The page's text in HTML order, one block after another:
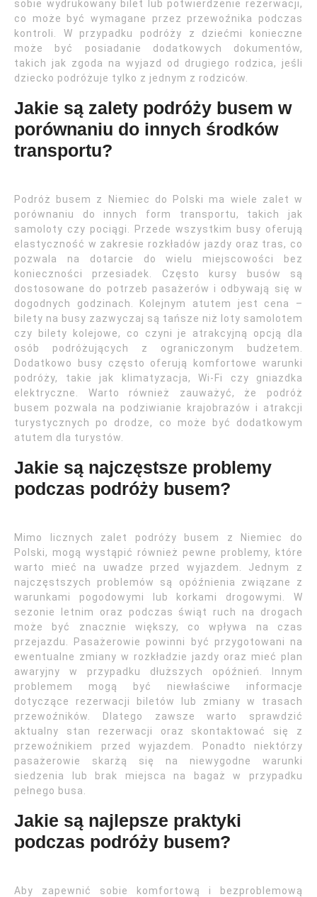
sobie wydrukowany bilet lub potwierdzenie rezerwacji,
co może być wymagane przez przewoźnika podczas
kontroli. W przypadku podróży z dziećmi konieczne
może być posiadanie dodatkowych dokumentów,
takich jak zgoda na wyjazd od drugiego rodzica, jeśli
dziecko podróżuje tylko z jednym z rodziców.
Jakie są zalety podróży busem w
porównaniu do innych środków
transportu?
Podróż busem z Niemiec do Polski ma wiele zalet w
porównaniu do innych form transportu, takich jak
samoloty czy pociągi. Przede wszystkim busy oferują
elastyczność w zakresie rozkładów jazdy oraz tras, co
pozwala na dotarcie do wielu miejscowości bez
konieczności przesiadek. Często kursy busów są
dostosowane do potrzeb pasażerów i odbywają się w
dogodnych godzinach. Kolejnym atutem jest cena –
bilety na busy zazwyczaj są tańsze niż loty samolotem
czy bilety kolejowe, co czyni je atrakcyjną opcją dla
osób podróżujących z ograniczonym budżetem.
Dodatkowo busy często oferują komfortowe warunki
podróży, takie jak klimatyzacja, Wi-Fi czy gniazdka
elektryczne. Warto również zauważyć, że podróż
busem pozwala na podziwianie krajobrazów i atrakcji
turystycznych po drodze, co może być dodatkowym
atutem dla turystów.
Jakie są najczęstsze problemy
podczas podróży busem?
Mimo licznych zalet podróży busem z Niemiec do
Polski, mogą wystąpić również pewne problemy, które
warto mieć na uwadze przed wyjazdem. Jednym z
najczęstszych problemów są opóźnienia związane z
warunkami pogodowymi lub korkami drogowymi. W
sezonie letnim oraz podczas świąt ruch na drogach
może być znacznie większy, co wpływa na czas
przejazdu. Pasażerowie powinni być przygotowani na
ewentualne zmiany w rozkładzie jazdy oraz mieć plan
awaryjny w przypadku dłuższych opóźnień. Innym
problemem mogą być niewłaściwe informacje
dotyczące rezerwacji biletów lub zmiany w trasach
przewoźników. Dlatego zawsze warto sprawdzić
aktualny stan rezerwacji oraz skontaktować się z
przewoźnikiem przed wyjazdem. Ponadto niektórzy
pasażerowie skarżą się na niewygodne warunki
siedzenia lub brak miejsca na bagaż w przypadku
pełnego busa.
Jakie są najlepsze praktyki
podczas podróży busem?
Aby zapewnić sobie komfortową i bezproblemową